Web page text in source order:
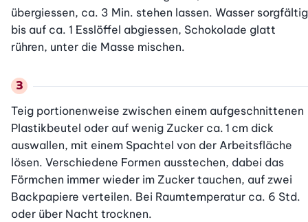
übergiessen, ca. 3 Min. stehen lassen. Wasser sorgfältig
bis auf ca. 1 Esslöffel abgiessen, Schokolade glatt
rühren, unter die Masse mischen.
Teig portionenweise zwischen einem aufgeschnittenen
Plastikbeutel oder auf wenig Zucker ca. 1 cm dick
auswallen, mit einem Spachtel von der Arbeitsfläche
lösen. Verschiedene Formen ausstechen, dabei das
Förmchen immer wieder im Zucker tauchen, auf zwei
Backpapiere verteilen. Bei Raumtemperatur ca. 6 Std.
oder über Nacht trocknen.